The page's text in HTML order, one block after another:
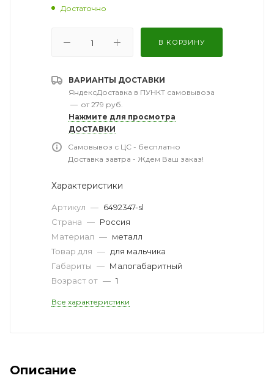
Достаточно
В КОРЗИНУ
ВАРИАНТЫ ДОСТАВКИ
ЯндексДоставка в ПУНКТ самовывоза
— от 279 руб.
Нажмите для просмотра
ДОСТАВКИ
Самовывоз с ЦС - бесплатно
Доставка завтра - Ждем Ваш заказ!
Характеристики
Артикул — 6492347-sl
Страна — Россия
Материал — металл
Товар для — для мальчика
Габариты — Малогабаритный
Возраст от — 1
Все характеристики
Описание